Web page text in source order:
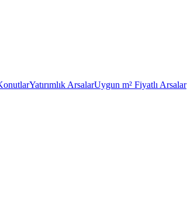
Yatırımlık ArsalarUygun m² Fiyatlı Arsalar